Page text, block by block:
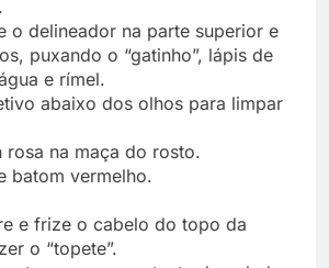
o delineador na parte superior e
puxando o “gatinho”, lápis de
e rímel.
abaixo dos olhos para limpar
rosa na maça do rosto.
batom vermelho.
e frize o cabelo do topo da
o “topete”.